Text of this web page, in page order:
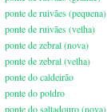
ponte de ruivães (pequena)
ponte de ruivães (velha)
ponte de zebral (nova)
ponte de zebral (velha)
ponte do caldeirão
ponte do poldro
ponte do saltadouro (nova)